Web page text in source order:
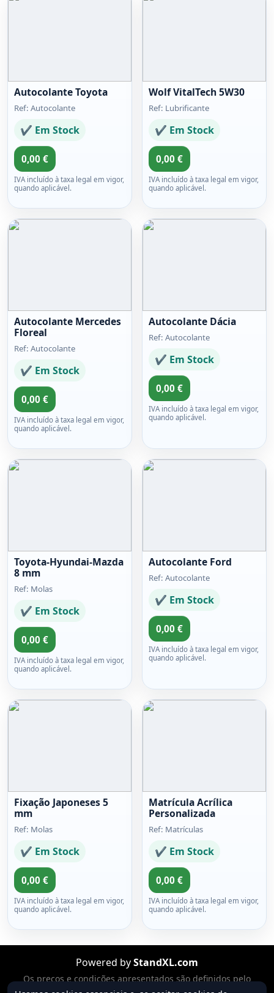
Autocolante Toyota
Ref: Autocolante
✔ Em Stock
0,00 €
IVA incluído à taxa legal em vigor,
quando aplicável.
Wolf VitalTech 5W30
Ref: Lubrificante
✔ Em Stock
0,00 €
IVA incluído à taxa legal em vigor,
quando aplicável.
Autocolante Mercedes
Floreal
Ref: Autocolante
✔ Em Stock
0,00 €
IVA incluído à taxa legal em vigor,
quando aplicável.
Autocolante Dácia
Ref: Autocolante
✔ Em Stock
0,00 €
IVA incluído à taxa legal em vigor,
quando aplicável.
Toyota-Hyundai-Mazda
8 mm
Ref: Molas
✔ Em Stock
0,00 €
IVA incluído à taxa legal em vigor,
quando aplicável.
Autocolante Ford
Ref: Autocolante
✔ Em Stock
0,00 €
IVA incluído à taxa legal em vigor,
quando aplicável.
Fixação Japoneses 5
mm
Ref: Molas
✔ Em Stock
0,00 €
IVA incluído à taxa legal em vigor,
quando aplicável.
Matrícula Acrílica
Personalizada
Ref: Matrículas
✔ Em Stock
0,00 €
IVA incluído à taxa legal em vigor,
quando aplicável.
Powered byStandXL.com
Os preços e condições apresentados são definidos pelo